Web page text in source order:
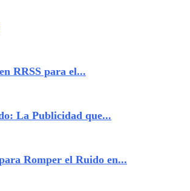
RRSS para el...
La Publicidad que...
Romper el Ruido en...